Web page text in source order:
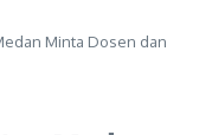
Minta Dosen dan